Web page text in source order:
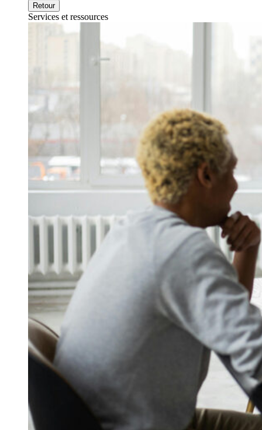
Retour
Services et ressources